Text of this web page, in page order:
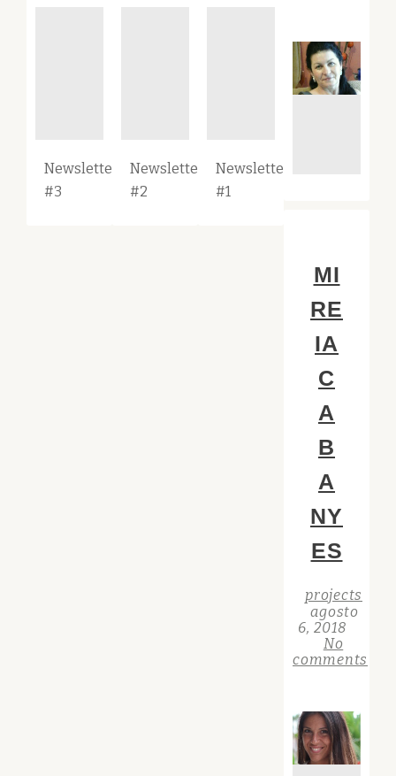
Newsletter
#3
Newsletter
#2
Newsletter
#1
MI
RE
IA
C
A
B
A
NY
ES
projects
agosto
6, 2018
No
comments